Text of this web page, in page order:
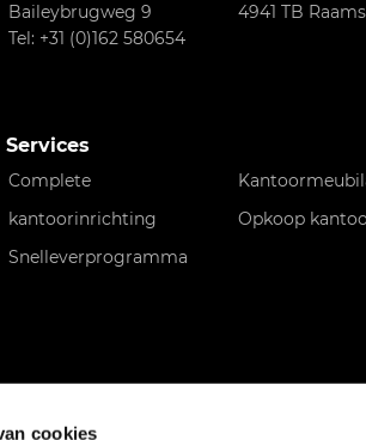
cookies
Baileybrugweg 9
4941 TB
Tel: +31 (0)162 580654
Services
Complete
kantoorinrichting
Opkoop
Snelleverprogramma